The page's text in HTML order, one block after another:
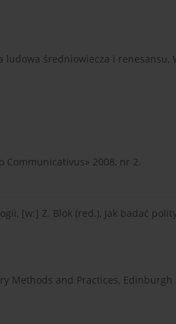
ludowa średniowiecza i renesansu,
Communicativus» 2008, nr 2.
[w:] Z. Blok (red.), Jak badać
Methods and Practices, Edinburgh